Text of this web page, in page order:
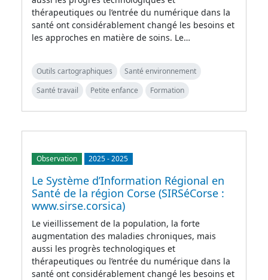
thérapeutiques ou l’entrée du numérique dans la
santé ont considérablement changé les besoins et
les approches en matière de soins. Le…
Outils cartographiques
Santé environnement
Santé travail
Petite enfance Formation
Observation 2025-2025
Le Système d’Information Régional en
Santé de la région Corse (SIRSéCorse :
www.sirse.corsica)
Le vieillissement de la population, la forte
augmentation des maladies chroniques, mais
aussi les progrès technologiques et
thérapeutiques ou l’entrée du numérique dans la
santé ont considérablement changé les besoins et